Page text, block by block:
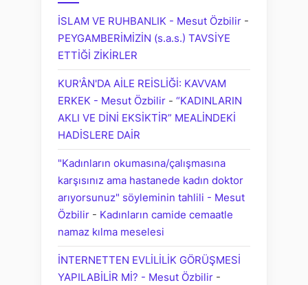
İSLAM VE RUHBANLIK - Mesut Özbilir -
PEYGAMBERİMİZİN (s.a.s.) TAVSİYE
ETTİĞİ ZİKİRLER
KUR'ÂN'DA AİLE REİSLİĞİ: KAVVAM
ERKEK - Mesut Özbilir - “KADINLARIN
AKLI VE DİNİ EKSİKTİR” MEALİNDEKİ
HADİSLERE DAİR
"Kadınların okumasına/çalışmasına
karşısınız ama hastanede kadın doktor
arıyorsunuz" söyleminin tahlili - Mesut
Özbilir - Kadınların camide cemaatle
namaz kılma meselesi
İNTERNETTEN EVLİLİLİK GÖRÜŞMESİ
YAPILABİLİR Mİ? - Mesut Özbilir -